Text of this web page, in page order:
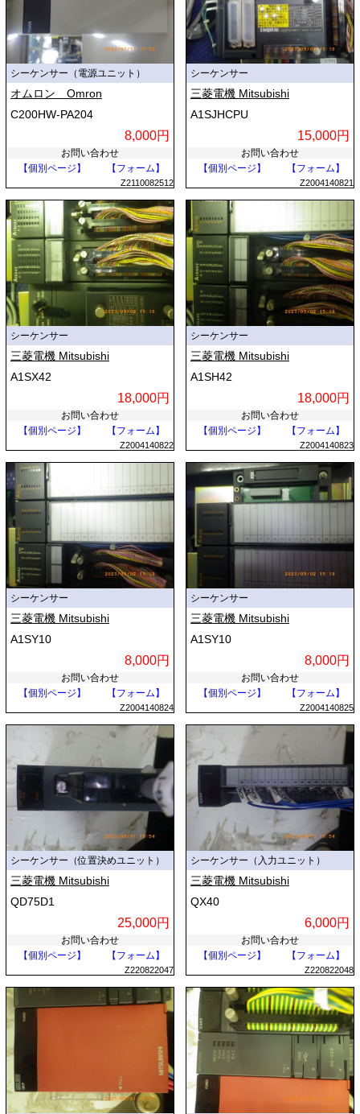
シーケンサー（電源ユニット）
オムロン Omron
C200HW-PA204
8,000円
お問い合わせ
【個別ページ】
【フォーム】
Z2110082512
シーケンサー
三菱電機 Mitsubishi
A1SJHCPU
15,000円
お問い合わせ
【個別ページ】
【フォーム】
Z2004140821
シーケンサー
三菱電機 Mitsubishi
A1SX42
18,000円
お問い合わせ
【個別ページ】
【フォーム】
Z2004140822
シーケンサー
三菱電機 Mitsubishi
A1SH42
18,000円
お問い合わせ
【個別ページ】
【フォーム】
Z2004140823
シーケンサー
三菱電機 Mitsubishi
A1SY10
8,000円
お問い合わせ
【個別ページ】
【フォーム】
Z2004140824
シーケンサー
三菱電機 Mitsubishi
A1SY10
8,000円
お問い合わせ
【個別ページ】
【フォーム】
Z2004140825
シーケンサー（位置決めユニット）
三菱電機 Mitsubishi
QD75D1
25,000円
お問い合わせ
【個別ページ】
【フォーム】
Z220822047
シーケンサー（入力ユニット）
三菱電機 Mitsubishi
QX40
6,000円
お問い合わせ
【個別ページ】
【フォーム】
Z220822048